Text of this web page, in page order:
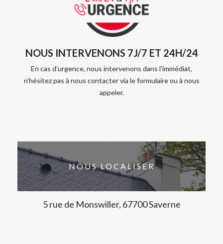
NOUS INTERVENONS 7J/7 ET 24H/24
En cas d’urgence, nous intervenons dans l’immédiat,
n’hésitez pas à nous contacter via le formulaire ou à nous
appeler.
NOUS LOCALISER
5 rue de Monswiller, 67700 Saverne